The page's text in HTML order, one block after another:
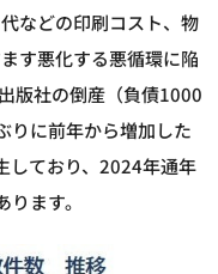
などの印刷コスト、物
す悪化する悪循環に陥
版社の倒産（負債1000
りに前年から増加した
しており、2024年通年
ます。